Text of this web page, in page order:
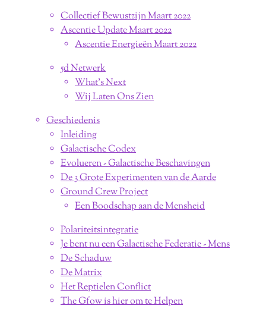
Collectief Bewustzijn Maart 2022
Ascentie Update Maart 2022
Ascentie Energieën Maart 2022
5d Netwerk
What's Next
Wij Laten Ons Zien
Geschiedenis
Inleiding
Galactische Codex
Evolueren - Galactische Beschavingen
De 3 Grote Experimenten van de Aarde
Ground Crew Project
Een Boodschap aan de Mensheid
Polariteitsintegratie
Je bent nu een Galactische Federatie - Mens
De Schaduw
De Matrix
Het Reptielen Conflict
The Gfow is hier om te Helpen